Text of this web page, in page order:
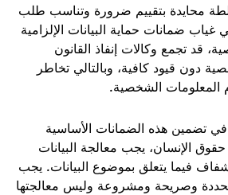
محايدة بتقييم ضرورة وتناسب طلب
غياب ضمانات حماية البيانات الإلزامية
قد تجمع وكالات إنفاذ القانون
دون قيود كافية، وبالتالي تخاطر
الشخصية.
تضمين هذه الضمانات الأساسية
حقوق الإنسان، يجب معالجة البيانات
فيما يتعلق بموضوع البيانات. يجب
وصريحة ومشروعة وليس معالجتها